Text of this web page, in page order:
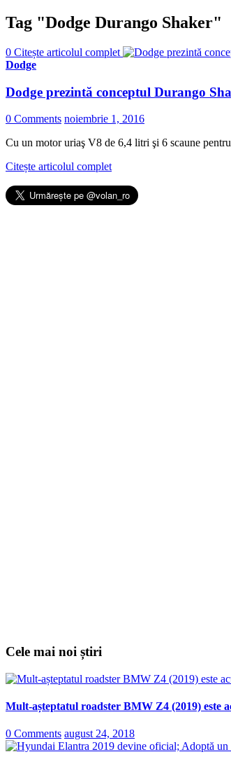
Tag "Dodge Durango Shaker"
0 Citește articolul complet
Dodge
Dodge prezintă conceptul Durango
0 Comments noiembrie 1, 2016
Cu un motor uriaş V8 de 6,4 litri şi 6 scaune
Citește articolul complet
Cele mai noi știri
Mult-așteptatul roadster BMW Z4 (2019) este
0 Comments august 24, 2018